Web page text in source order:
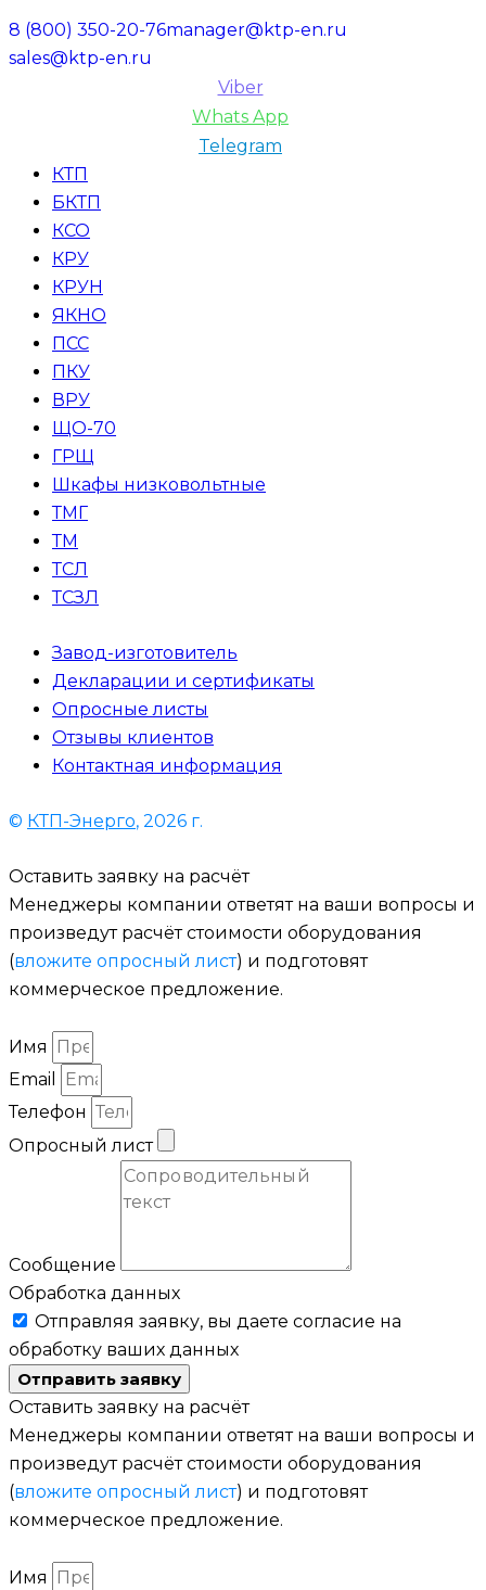
8 (800) 350-20-76manager@ktp-en.ru
sales@ktp-en.ru
Viber
Whats App
Telegram
КТП
БКТП
КСО
КРУ
КРУН
ЯКНО
ПСС
ПКУ
ВРУ
ЩО-70
ГРЩ
Шкафы низковольтные
ТМГ
ТМ
ТСЛ
ТСЗЛ
Завод-изготовитель
Декларации и сертификаты
Опросные листы
Отзывы клиентов
Контактная информация
© КТП-Энерго, 2026 г.
Оставить заявку на расчёт
Менеджеры компании ответят на ваши вопросы и
произведут расчёт стоимости оборудования
(вложите опросный лист) и подготовят
коммерческое предложение.
Имя
Email
Телефон
Опросный лист
Сообщение
Обработка данных
Отправляя заявку, вы даете согласие на
обработку ваших данных
Отправить заявку
Оставить заявку на расчёт
Менеджеры компании ответят на ваши вопросы и
произведут расчёт стоимости оборудования
(вложите опросный лист) и подготовят
коммерческое предложение.
Имя